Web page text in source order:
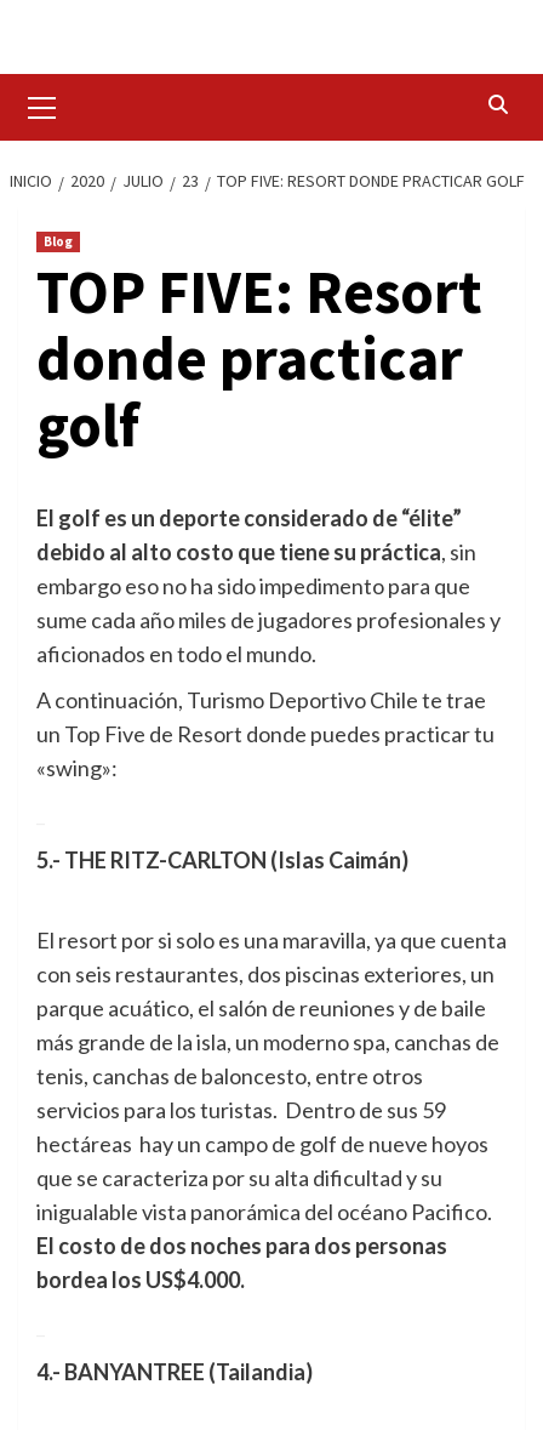
contenido
primario
INICIO 2020 JULIO 23 TOP FIVE: RESORT DONDE PRACTICAR GOLF
Blog
TOP FIVE: Resort
donde practicar
golf
El golf es un deporte considerado de “élite”
debido al alto costo que tiene su práctica, sin
embargo eso no ha sido impedimento para que
sume cada año miles de jugadores profesionales y
aficionados en todo el mundo.
A continuación, Turismo Deportivo Chile te trae
un Top Five de Resort donde puedes practicar tu
«swing»:
5.- THE RITZ-CARLTON (Islas Caimán)
El resort por si solo es una maravilla, ya que cuenta
con seis restaurantes, dos piscinas exteriores, un
parque acuático, el salón de reuniones y de baile
más grande de la isla, un moderno spa, canchas de
tenis, canchas de baloncesto, entre otros
servicios para los turistas. Dentro de sus 59
hectáreas hay un campo de golf de nueve hoyos
que se caracteriza por su alta dificultad y su
inigualable vista panorámica del océano Pacifico.
El costo de dos noches para dos personas
bordea los US$4.000.
4.- BANYANTREE (Tailandia)